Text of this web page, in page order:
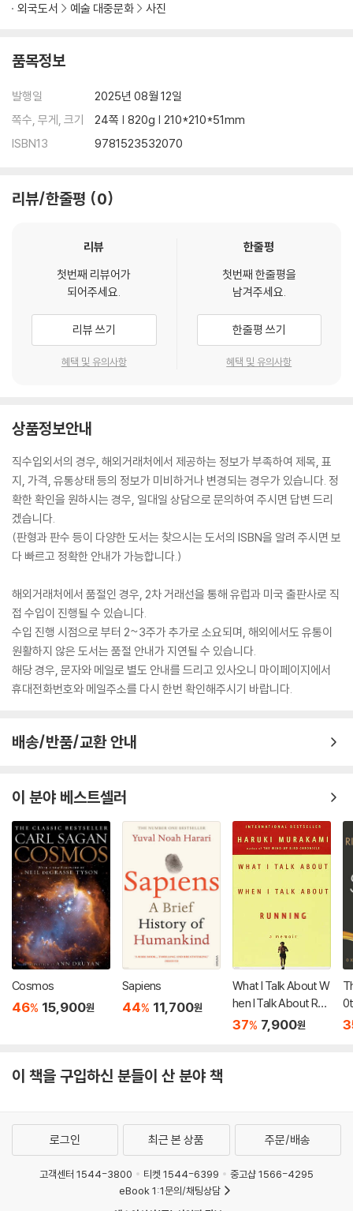
외국도서
예술 대중문화 사진
품목정보
발행일
2025년 08월 12일
쪽수, 무게, 크기
24쪽 | 820g | 210*210*51mm
ISBN13
9781523532070
리뷰/한줄평 0
리뷰
첫번째 리뷰어가
되어주세요.
리뷰 쓰기
혜택 및 유의사항
한줄평
첫번째 한줄평을
남겨주세요.
한줄평 쓰기
혜택 및 유의사항
상품정보안내
직수입외서의 경우, 해외거래처에서 제공하는 정보가 부족하여 제목, 표
지, 가격, 유통상태 등의 정보가 미비하거나 변경되는 경우가 있습니다. 정
확한 확인을 원하시는 경우, 일대일 상담으로 문의하여 주시면 답변 드리
겠습니다.
(판형과 판수 등이 다양한 도서는 찾으시는 도서의 ISBN을 알려 주시면 보
다 빠르고 정확한 안내가 가능합니다.)
해외거래처에서 품절인 경우, 2차 거래선을 통해 유럽과 미국 출판사로 직
접 수입이 진행될 수 있습니다.
수입 진행 시점으로 부터 2~3주가 추가로 소요되며, 해외에서도 유통이
원활하지 않은 도서는 품절 안내가 지연될 수 있습니다.
해당 경우, 문자와 메일로 별도 안내를 드리고 있사오니 마이페이지에서
휴대전화번호와 메일주소를 다시 한번 확인해주시기 바랍니다.
배송/반품/교환 안내
이 분야 베스트셀러
Cosmos
46% 15,900원
Sapiens
44% 11,700원
What I Talk About W
hen I Talk About Run
ning
37% 7,900원
이 책을 구입하신 분들이 산 분야 책
로그인 최근 본 상품 주문/배송
고객센터 1544-3800 티켓 1544-6399
중고샵 1566-4295
eBook 1:1문의/채팅상담